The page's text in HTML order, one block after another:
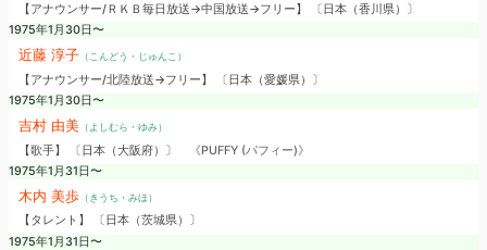
【アナウンサー/ＲＫＢ毎日放送→中国放送→フリー】 〔日本（香川県）〕
1975年1月30日〜
近藤 淳子（こんどう・じゅんこ）
【アナウンサー/北陸放送→フリー】 〔日本（愛媛県）〕
1975年1月30日〜
吉村 由美（よしむら・ゆみ）
【歌手】 〔日本（大阪府）〕
《PUFFY (パフィー)》
1975年1月31日〜
木内 美歩（きうち・みほ）
【タレント】 〔日本（茨城県）〕
1975年1月31日〜